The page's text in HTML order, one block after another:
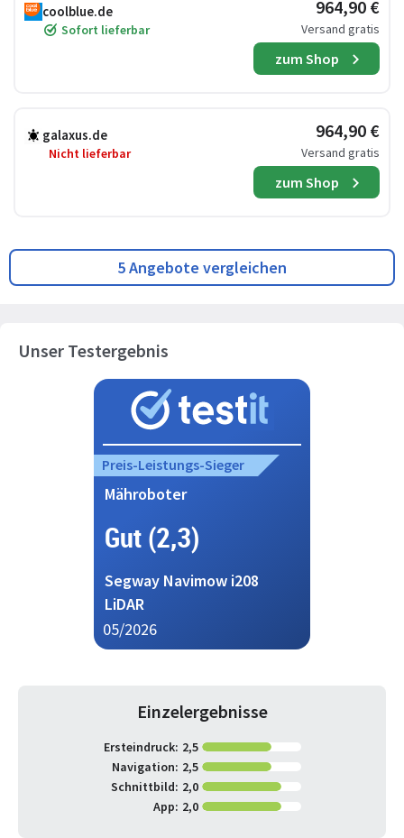
coolblue.de
Sofort lieferbar
964,90 €
Versand gratis
zum Shop
galaxus.de
Nicht lieferbar
964,90 €
Versand gratis
zum Shop
5 Angebote vergleichen
Unser Testergebnis
Preis-Leistungs-Sieger
Mähroboter
Gut (2,3)
Segway Navimow i208
LiDAR
05/2026
Einzelergebnisse
Ersteindruck: 2,5
Navigation: 2,5
Schnittbild: 2,0
App: 2,0